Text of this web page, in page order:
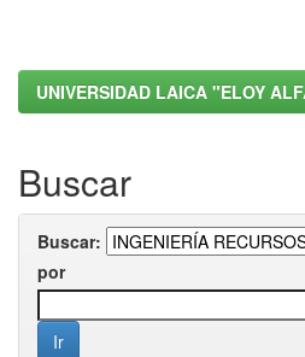
UNIVERSIDAD LAICA "ELOY
Buscar
Buscar:
por